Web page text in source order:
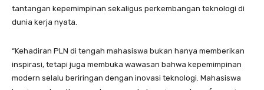
tantangan kepemimpinan sekaligus perkembangan teknologi di
dunia kerja nyata.
“Kehadiran PLN di tengah mahasiswa bukan hanya memberikan
inspirasi, tetapi juga membuka wawasan bahwa kepemimpinan
modern selalu beriringan dengan inovasi teknologi. Mahasiswa